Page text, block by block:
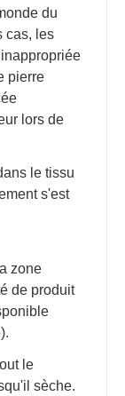
du
cas, les
pierre
lors de
le tissu
s'est
zone
de produit
le
sèche.